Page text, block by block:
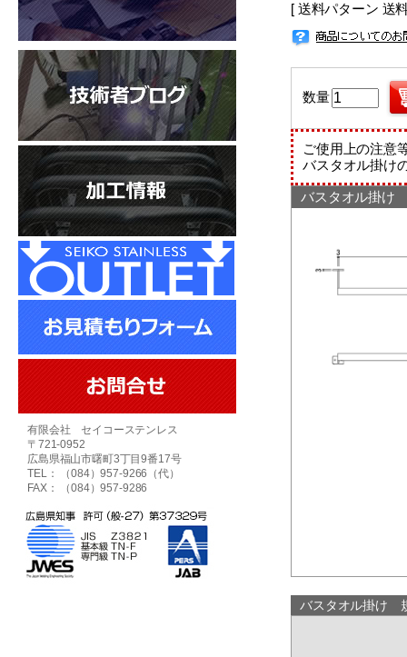
[ 送料パターン 送
数量
ご使用上の注意
バスタオル掛け
バスタオル掛け
バスタオル掛け
有限会社 セイコーステンレス
〒721-0952
広島県福山市曙町3丁目9番17号
TEL： （084）957-9266（代）
FAX： （084）957-9286